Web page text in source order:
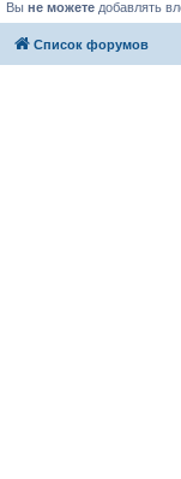
Вы не можете добавлять
Список форумов